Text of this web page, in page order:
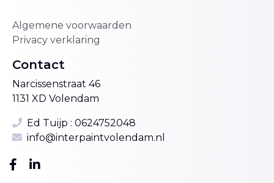
Algemene voorwaarden
Privacy verklaring
Contact
Narcissenstraat 46
1131 XD Volendam
Ed Tuijp : 0624752048
info@interpaintvolendam.nl